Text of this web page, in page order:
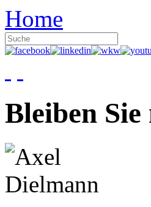
Home
Bleiben